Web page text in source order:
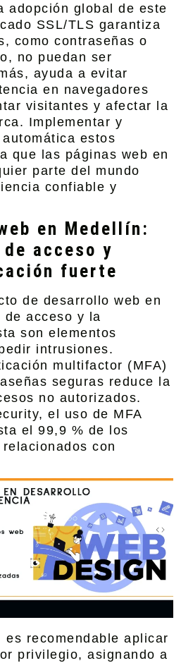
adopción global de este
SSL/TLS garantiza
como contraseñas o
no puedan ser
ayuda a evitar
en navegadores
visitantes y afectar la
Implementar y
estos
que las páginas web en
parte del mundo
confiable y
en Medellín:
acceso y
fuerte
de desarrollo web en
acceso y la
son elementos
intrusiones.
multifactor (MFA)
seguras reduce la
no autorizados.
el uso de MFA
el 99,9 % de los
con
es recomendable aplicar
privilegio, asignando a